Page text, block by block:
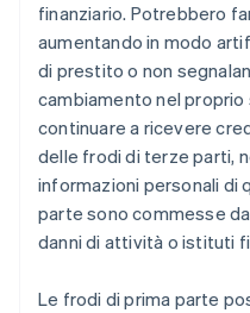
finanziario. Potrebbero
aumentando in modo
di prestito o non
cambiamento nel
continuare a ricevere
delle frodi di terze parti,
informazioni personali di
parte sono commesse
danni di attività o istituti
Le frodi di prima parte